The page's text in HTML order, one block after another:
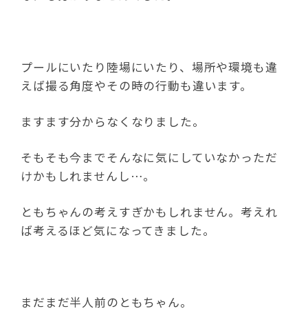
プールにいたり陸場にいたり、場所や環境も違
えば撮る角度やその時の行動も違います。
ますます分からなくなりました。
そもそも今までそんなに気にしていなかっただ
けかもしれませんし…。
ともちゃんの考えすぎかもしれません。考えれ
ば考えるほど気になってきました。
まだまだ半人前のともちゃん。